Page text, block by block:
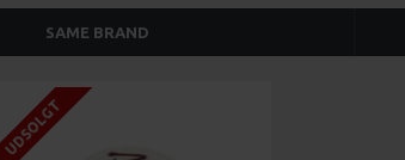
SAME BRAND
UDSOLGT